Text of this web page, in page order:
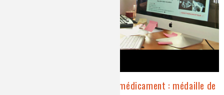
Nanovecteur chimique de médicament : médaille de